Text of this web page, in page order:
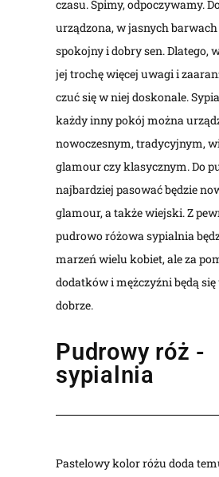
czasu. Śpimy, odpoczywamy.
urządzona, w jasnych
spokojny i dobry sen. Dlatego,
jej trochę więcej uwagi i
czuć się w niej doskonale.
każdy inny pokój można
nowoczesnym, tradycyjnym,
glamour czy klasycznym. Do
najbardziej pasować będzie
glamour, a także wiejski. Z
pudrowo różowa sypialnia
marzeń wielu kobiet, ale za
dodatków i mężczyźni będą
dobrze.
Pudrowy róż -
sypialnia
Pastelowy kolor różu doda